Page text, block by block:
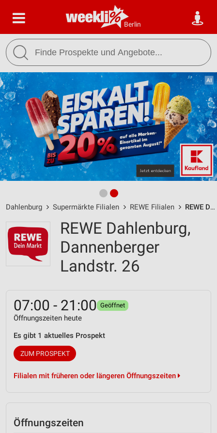
Berlin
Dahlenburg Supermärkte Filialen REWE Filialen REWE Dahlenburg / Dannenberger Landstr. 26 - Öffnungszeiten & Adresse
REWE Dahlenburg,
Dannenberger
Landstr. 26
07:00 - 21:00 Geöffnet
Öffnungszeiten heute
Es gibt 1 aktuelles Prospekt
ZUM PROSPEKT
Filialen mit früheren oder längeren Öffnungszeiten
Öffnungszeiten